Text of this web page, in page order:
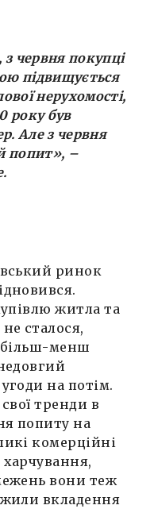
червня покупці
підвищується
нерухомості,
року був
Але з червня
попит», –
ринок
житла та
сталося,
більш-менш
на потім.
тренди в
попиту на
комерційні
вони теж
вкладення